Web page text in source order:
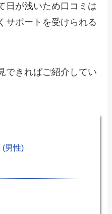
日が浅いため口コミは
サポートを受けられる
できればご紹介してい
(男性)